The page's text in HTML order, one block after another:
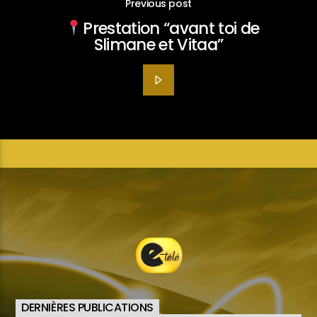
Previous post
Prestation “avant toi de
Slimane et Vitaa”
DERNIÈRES PUBLICATIONS